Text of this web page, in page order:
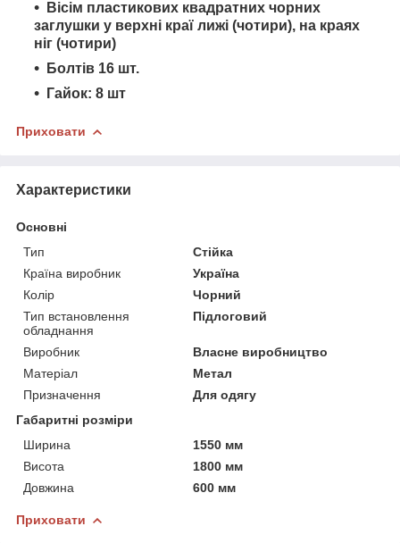
Вісім пластикових квадратних чорних
заглушки у верхні краї лижі (чотири), на краях
ніг (чотири)
Болтів 16 шт.
Гайок: 8 шт
Приховати
Характеристики
Основні
Тип
Стійка
Країна виробник
Україна
Колір
Чорний
Тип встановлення
обладнання
Підлоговий
Виробник
Власне виробництво
Матеріал
Метал
Призначення
Для одягу
Габаритні розміри
Ширина
1550 мм
Висота
1800 мм
Довжина
600 мм
Приховати